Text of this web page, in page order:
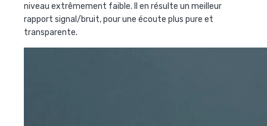
niveau extrêmement faible. Il en résulte un meilleur
rapport signal/bruit, pour une écoute plus pure et
transparente.